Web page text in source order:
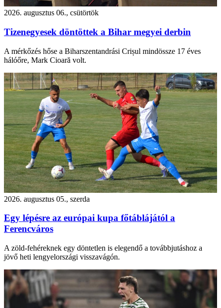
2026. augusztus 06., csütörtök
Tizenegyesek döntöttek a Bihar megyei derbin
A mérkőzés hőse a Biharszentandrási Crișul mindössze 17 éves
hálóőre, Mark Cioară volt.
2026. augusztus 05., szerda
Egy lépésre az európai kupa főtáblájától a
Ferencváros
A zöld-fehéreknek egy döntetlen is elegendő a továbbjutáshoz a
jövő heti lengyelországi visszavágón.